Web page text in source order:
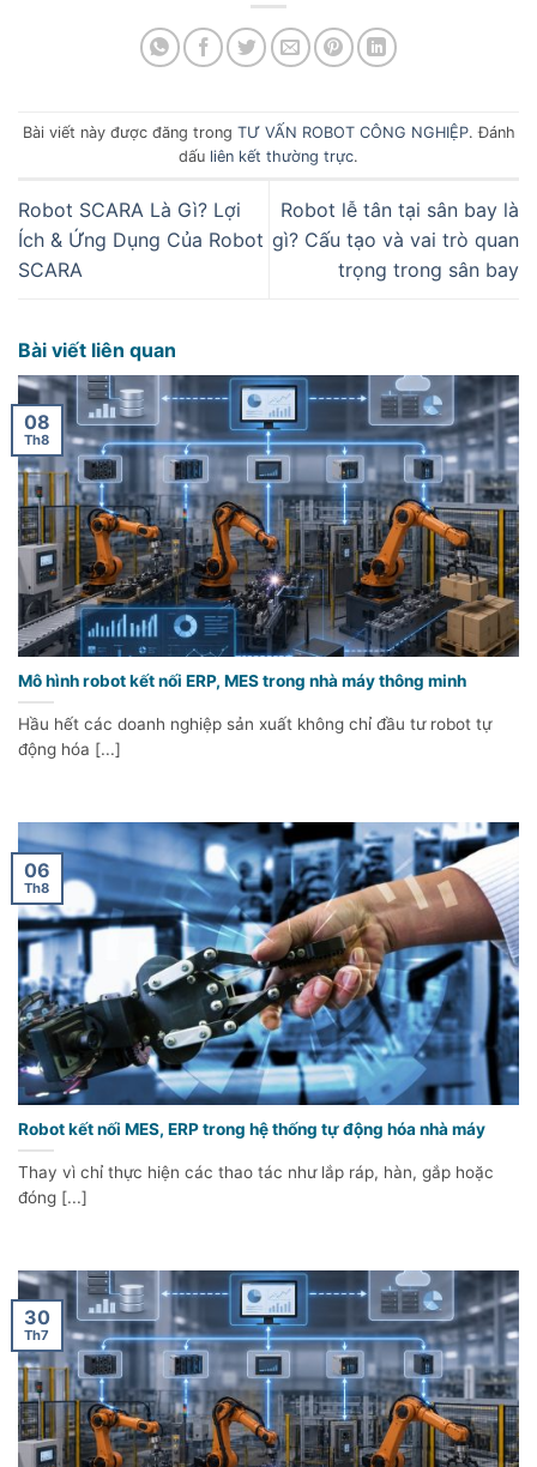
Bài viết này được đăng trong TƯ VẤN ROBOT CÔNG NGHIỆP. Đánh
dấu liên kết thường trực.
Robot SCARA Là Gì? Lợi
Ích & Ứng Dụng Của Robot
SCARA
Robot lễ tân tại sân bay là
gì? Cấu tạo và vai trò quan
trọng trong sân bay
Bài viết liên quan
Mô hình robot kết nối ERP, MES trong nhà máy thông minh
Hầu hết các doanh nghiệp sản xuất không chỉ đầu tư robot tự
động hóa [...]
08
Th8
Robot kết nối MES, ERP trong hệ thống tự động hóa nhà máy
Thay vì chỉ thực hiện các thao tác như lắp ráp, hàn, gắp hoặc
đóng [...]
06
Th8
30
Th7